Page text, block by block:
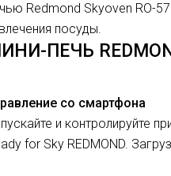
Redmond Skyoven RO-
посуды.
ПЕЧЬ
со смартфона
и контролируйте
for Sky REDMOND.